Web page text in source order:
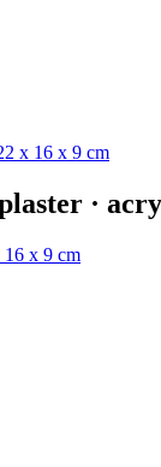
x 16 x 9 cm
·